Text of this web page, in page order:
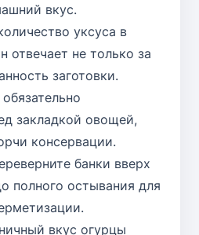
вкус.
уксуса в
отвечает не только за
заготовки.
закладкой овощей,
консервации.
банки вверх
полного остывания для
вкус огурцы